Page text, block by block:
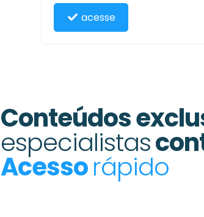
acesse
Conteúdos
especialistas
Acessorápido